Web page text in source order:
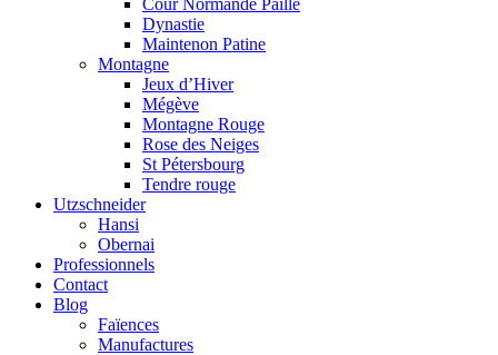
Dynastie
Maintenon Patine
Montagne
Jeux d’Hiver
Mégève
Montagne Rouge
Rose des Neiges
St Pétersbourg
Tendre rouge
Utzschneider
Hansi
Obernai
Professionnels
Contact
Blog
Faïences
Manufactures